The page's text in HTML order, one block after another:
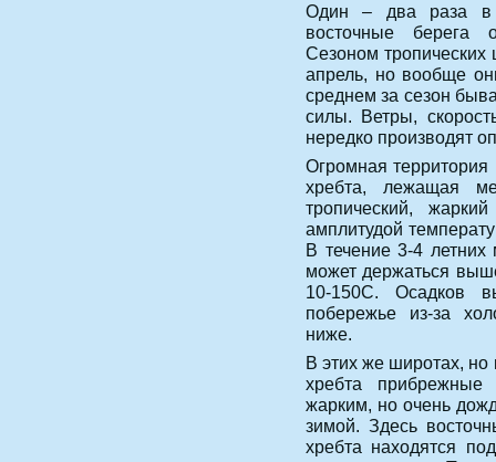
Один – два раза в
восточные берега
Сезоном тропических
апрель, но вообще
среднем за сезон
силы. Ветры,
нередко производят
Огромная территория
хребта, лежащая
тропический,
амплитудой
В течение 3-4
может держаться
10-150С. Осадков
побережье из-за
ниже.
В этих же широтах, но
хребта
жарким, но очень
зимой. Здесь
хребта находятся